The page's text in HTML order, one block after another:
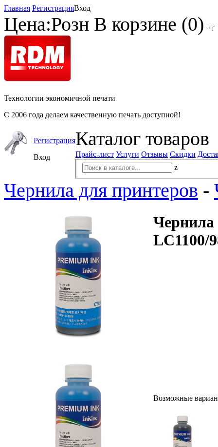
Главная РегистрацияВход
Цена:Розн В корзине (0)
Технологии экономичной печати
С 2006 года делаем качественную печать доступной!
Регистрация
Вход
Каталог товаров
Прайс-лист Услуги Отзывы Скидки
z
Чернила для принтеров -
Чернила
LC1100/
Возможные